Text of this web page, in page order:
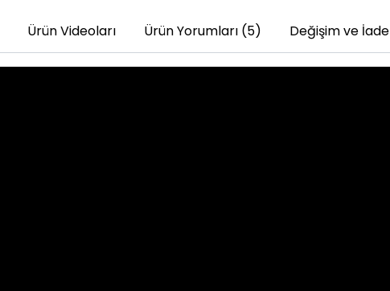
Ürün Videoları Ürün Yorumları (5) Değişim ve İade